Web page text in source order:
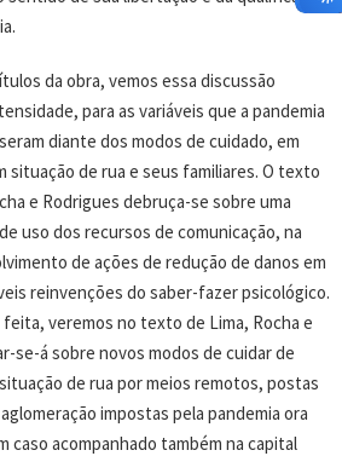
da obra, vemos essa discussão
para as variáveis que a pandemia
diante dos modos de cuidado, em
situação de rua e seus familiares. O texto
e Rodrigues debruça-se sobre uma
uso dos recursos de comunicação, na
de ações de redução de danos em
reinvenções do saber-fazer psicológico.
veremos no texto de Lima, Rocha e
se-á sobre novos modos de cuidar de
de rua por meios remotos, postas
impostas pela pandemia ora
caso acompanhado também na capital